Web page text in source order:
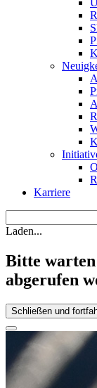
Karriere
Laden...
Bitte warten
abgerufen
Schließen und